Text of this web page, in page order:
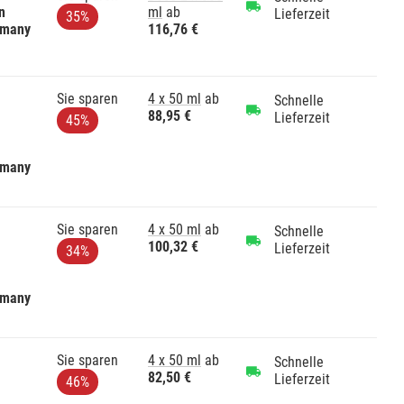
35%
ml ab
116,76 €
Lieferzeit
Sie sparen
45%
4 x 50 ml ab
88,95 €
Schnelle
Lieferzeit
Sie sparen
34%
4 x 50 ml ab
100,32 €
Schnelle
Lieferzeit
Sie sparen
46%
4 x 50 ml ab
82,50 €
Schnelle
Lieferzeit